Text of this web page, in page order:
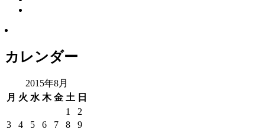
カレンダー
2015年8月
月 火 水 木 金 土 日
1
2
3
4 5 6 7 8
9